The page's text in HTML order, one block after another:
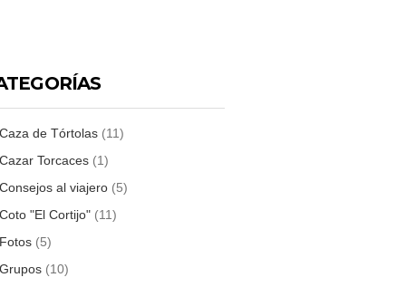
de Tórtolas(11)
Torcaces(1)
al viajero(5)
"El Cortijo"(11)
(5)
(10)